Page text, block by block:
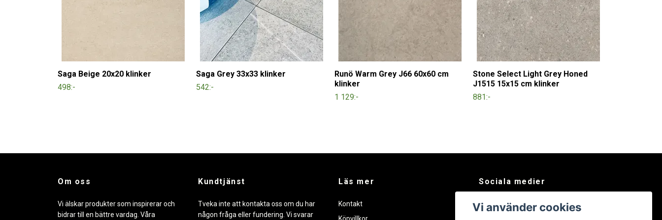
Saga Beige 20x20 klinker
498:-
Saga Grey 33x33 klinker
542:-
Runö Warm Grey J66 60x60 cm
klinker
1 129:-
Stone Select Light Grey Honed
J1515 15x15 cm klinker
881:-
Om oss
Vi älskar produkter som inspirerar och
bidrar till en bättre vardag. Våra
Kundtjänst
Tveka inte att kontakta oss om du har
någon fråga eller fundering. Vi svarar
Läs mer
Kontakt
Köpvillkor
Sociala medier
Facebook
Vi använder cookies